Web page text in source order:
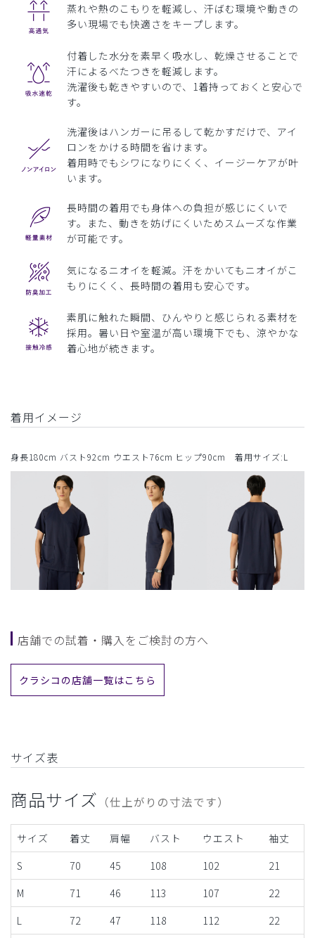
蒸れや熱のこもりを軽減し、汗ばむ環境や動きの
多い現場でも快適さをキープします。
付着した水分を素早く吸水し、乾燥させることで
汗によるべたつきを軽減します。
洗濯後も乾きやすいので、1着持っておくと安心で
す。
洗濯後はハンガーに吊るして乾かすだけで、アイ
ロンをかける時間を省けます。
着用時でもシワになりにくく、イージーケアが叶
います。
長時間の着用でも身体への負担が感じにくいで
す。また、動きを妨げにくいためスムーズな作業
が可能です。
気になるニオイを軽減。汗をかいてもニオイがこ
もりにくく、長時間の着用も安心です。
素肌に触れた瞬間、ひんやりと感じられる素材を
採用。暑い日や室温が高い環境下でも、涼やかな
着心地が続きます。
着用イメージ
身長180cm バスト92cm ウエスト76cm ヒップ90cm 着用サイズ:L
店舗での試着・購入をご検討の方へ
クラシコの店舗一覧はこちら
サイズ表
商品サイズ （仕上がりの寸法です）
サイズ 着丈 肩幅 バスト ウエスト
袖丈
S
70 45 108 102
21
M
71 46 113 107
22
L
72 47 118 112 22